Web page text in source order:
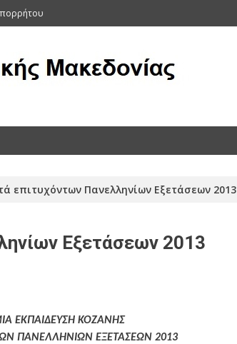
(Αρχείο 2011-2015)
επιτυχόντων Πανελληνίων Εξετάσεων 2013
Εξετάσεων 2013
ΕΚΠΑΙΔΕΥΣΗ ΚΟΖΑΝΗΣ
ΠΑΝΕΛΛΗΝΙΩΝ ΕΞΕΤΑΣΕΩΝ 2013